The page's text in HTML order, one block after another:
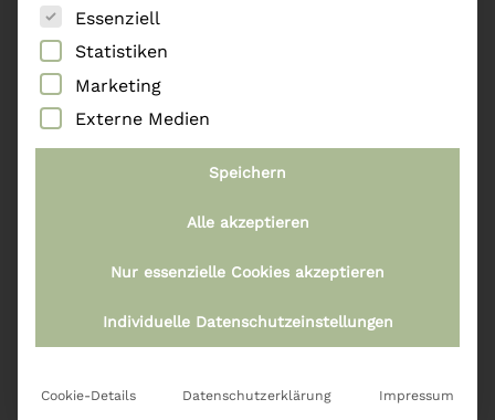
bezüglich der Versandkosten zu treffen. Eine
neuerliche Zustellung auf unsere Kosten ist
angesichts der Kosten-Situation nicht
automatisch möglich.
Bei geografischer Nähe können die bestellten
Waren selbstverständlich zu den Öffnungszeiten
(Fulpmes – Riehlstraße 7 oder Neustift –
Schulgasse 36, 9 – 12 und 15 – 18 Uhr).
Es folgt eine Liste der Service-Gruppen, für die
Essenziell
Statistiken
Marketing
Externe Medien
Speichern
Alle akzeptieren
Nur essenzielle Cookies akzeptieren
Individuelle Datenschutzeinstellungen
Cookie-Details Datenschutzerklärung Impressum